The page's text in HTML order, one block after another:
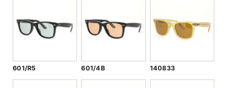
601/R5 601/4B 140833